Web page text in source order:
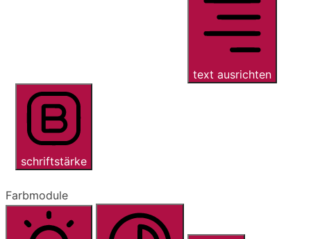
text ausrichten
schriftstärke
Farbmodule